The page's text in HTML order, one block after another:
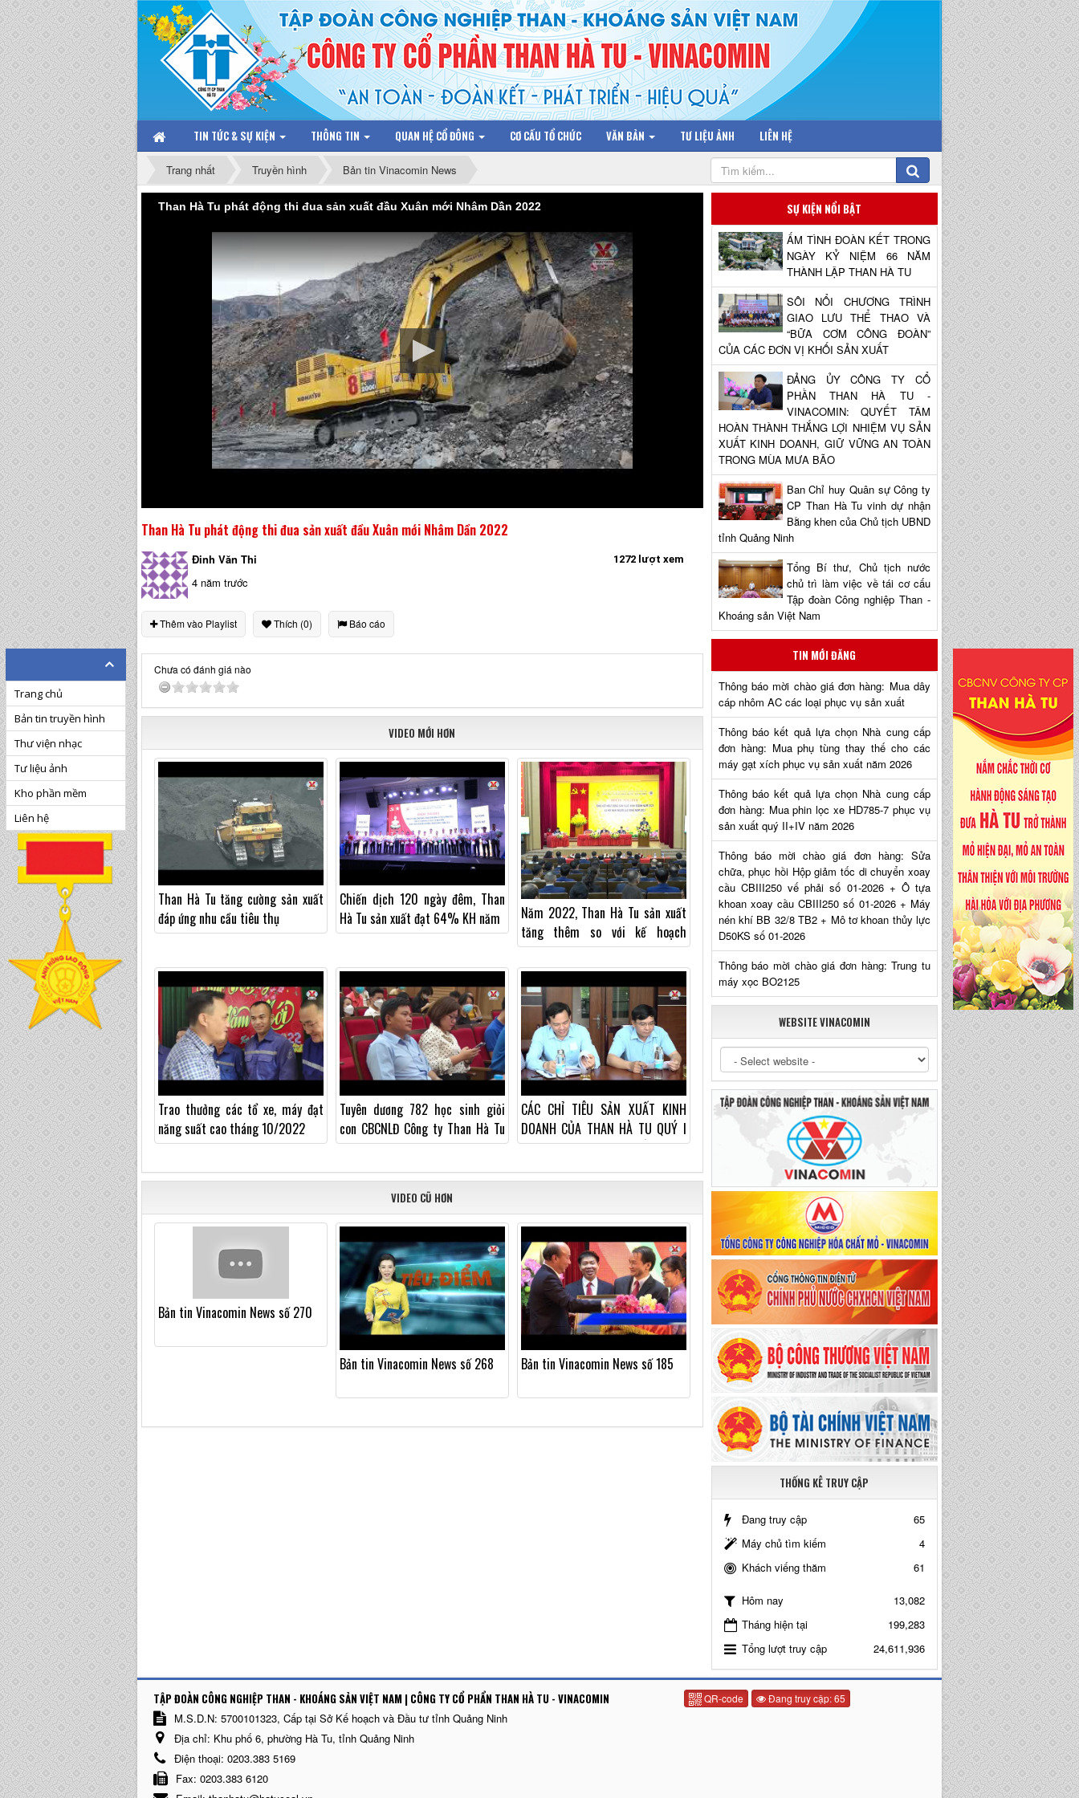
TIN TỨC & SỰ KIỆN THÔNG TIN QUAN HỆ CỔ ĐÔNG CƠ CẤU TỔ CHỨC VĂN BẢN TƯ LIỆU ẢNH LIÊN HỆ
Trang nhất Truyền hình Bản tin Vinacomin News
Than Hà Tu phát động thi đua sản xuất đầu Xuân mới Nhâm Dần 2022
Than Hà Tu phát động thi đua sản xuất đầu Xuân mới Nhâm Dần 2022
Đinh Văn Thi
4 năm trước
1272 lượt xem
Thêm vào Playlist Thích (0) Báo cáo
Chưa có đánh giá nào
VIDEO MỚI HƠN
Than Hà Tu tăng cường sản xuất
đáp ứng nhu cầu tiêu thụ
Chiến dịch 120 ngày đêm, Than
Hà Tu sản xuất đạt 64% KH năm
Năm 2022, Than Hà Tu sản xuất
tăng thêm so với kế hoạch
30.000 tấn than nguyên khai
Trao thưởng các tổ xe, máy đạt
năng suất cao tháng 10/2022
Tuyên dương 782 học sinh giỏi
con CBCNLĐ Công ty Than Hà Tu
năm học 2021-2022
CÁC CHỈ TIÊU SẢN XUẤT KINH
DOANH CỦA THAN HÀ TU QUÝ I
2022 ĐẠT CAO SO VỚI KẾ HOẠCH
VIDEO CŨ HƠN
Bản tin Vinacomin News số 270
Bản tin Vinacomin News số 268 Bản tin Vinacomin News số 185
SỰ KIỆN NỔI BẬT
ẤM TÌNH ĐOÀN KẾT TRONG
NGÀY KỶ NIỆM 66 NĂM
THÀNH LẬP THAN HÀ TU
SÔI NỔI CHƯƠNG TRÌNH
GIAO LƯU THỂ THAO VÀ
“BỮA CƠM CÔNG ĐOÀN”
CỦA CÁC ĐƠN VỊ KHỐI SẢN XUẤT
ĐẢNG ỦY CÔNG TY CỔ
PHẦN THAN HÀ TU -
VINACOMIN: QUYẾT TÂM
HOÀN THÀNH THẮNG LỢI NHIỆM VỤ SẢN
XUẤT KINH DOANH, GIỮ VỮNG AN TOÀN
TRONG MÙA MƯA BÃO
Ban Chỉ huy Quân sự Công ty
CP Than Hà Tu vinh dự nhận
Bằng khen của Chủ tịch UBND
tỉnh Quảng Ninh
Tổng Bí thư, Chủ tịch nước
chủ trì làm việc về tái cơ cấu
Tập đoàn Công nghiệp Than -
Khoáng sản Việt Nam
TIN MỚI ĐĂNG
Thông báo mời chào giá đơn hàng: Mua dây
cáp nhôm AC các loại phục vụ sản xuất
Thông báo kết quả lựa chọn Nhà cung cấp
đơn hàng: Mua phụ tùng thay thế cho các
máy gạt xích phục vụ sản xuất năm 2026
Thông báo kết quả lựa chọn Nhà cung cấp
đơn hàng: Mua phin lọc xe HD785-7 phục vụ
sản xuất quý II+IV năm 2026
Thông báo mời chào giá đơn hàng: Sửa
chữa, phục hồi Hộp giảm tốc di chuyển xoay
cầu CBIII250 vế phải số 01-2026 + Ô tựa
khoan xoay cầu CBIII250 số 01-2026 + Máy
nén khí BB 32/8 TB2 + Mô tơ khoan thủy lực
D50KS số 01-2026
Thông báo mời chào giá đơn hàng: Trung tu
máy xọc BO2125
WEBSITE VINACOMIN
THỐNG KÊ TRUY CẬP
Đang truy cập
65
Máy chủ tìm kiếm
4
Khách viếng thăm
61
Hôm nay
13,082
Tháng hiện tại
199,283
Tổng lượt truy cập
24,611,936
TẬP ĐOÀN CÔNG NGHIỆP THAN - KHOÁNG SẢN VIỆT NAM | CÔNG TY CỔ PHẨN THAN HÀ TU - VINACOMIN
M.S.D.N: 5700101323, Cấp tại Sở Kế hoạch và Đầu tư tỉnh Quảng Ninh
Địa chỉ: Khu phố 6, phường Hà Tu, tỉnh Quảng Ninh
Điện thoại: 0203.383 5169
Fax: 0203.383 6120
QR-code Đang truy cập: 65
Trang chủ
Bản tin truyền hình
Thư viện nhạc
Tư liệu ảnh
Kho phần mềm
Liên hệ